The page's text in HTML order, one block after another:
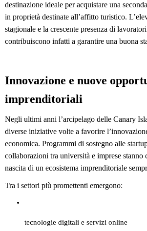
destinazione ideale per acquistare una
in proprietà destinate all’affitto turistico.
stagionale e la crescente presenza di
contribuiscono infatti a garantire una buona
Innovazione e nuove
imprenditoriali
Negli ultimi anni l’arcipelago delle Canary
diverse iniziative volte a favorire
economica. Programmi di sostegno alle
collaborazioni tra università e imprese stanno
nascita di un ecosistema imprenditoriale
Tra i settori più promettenti emergono:
tecnologie digitali e servizi online